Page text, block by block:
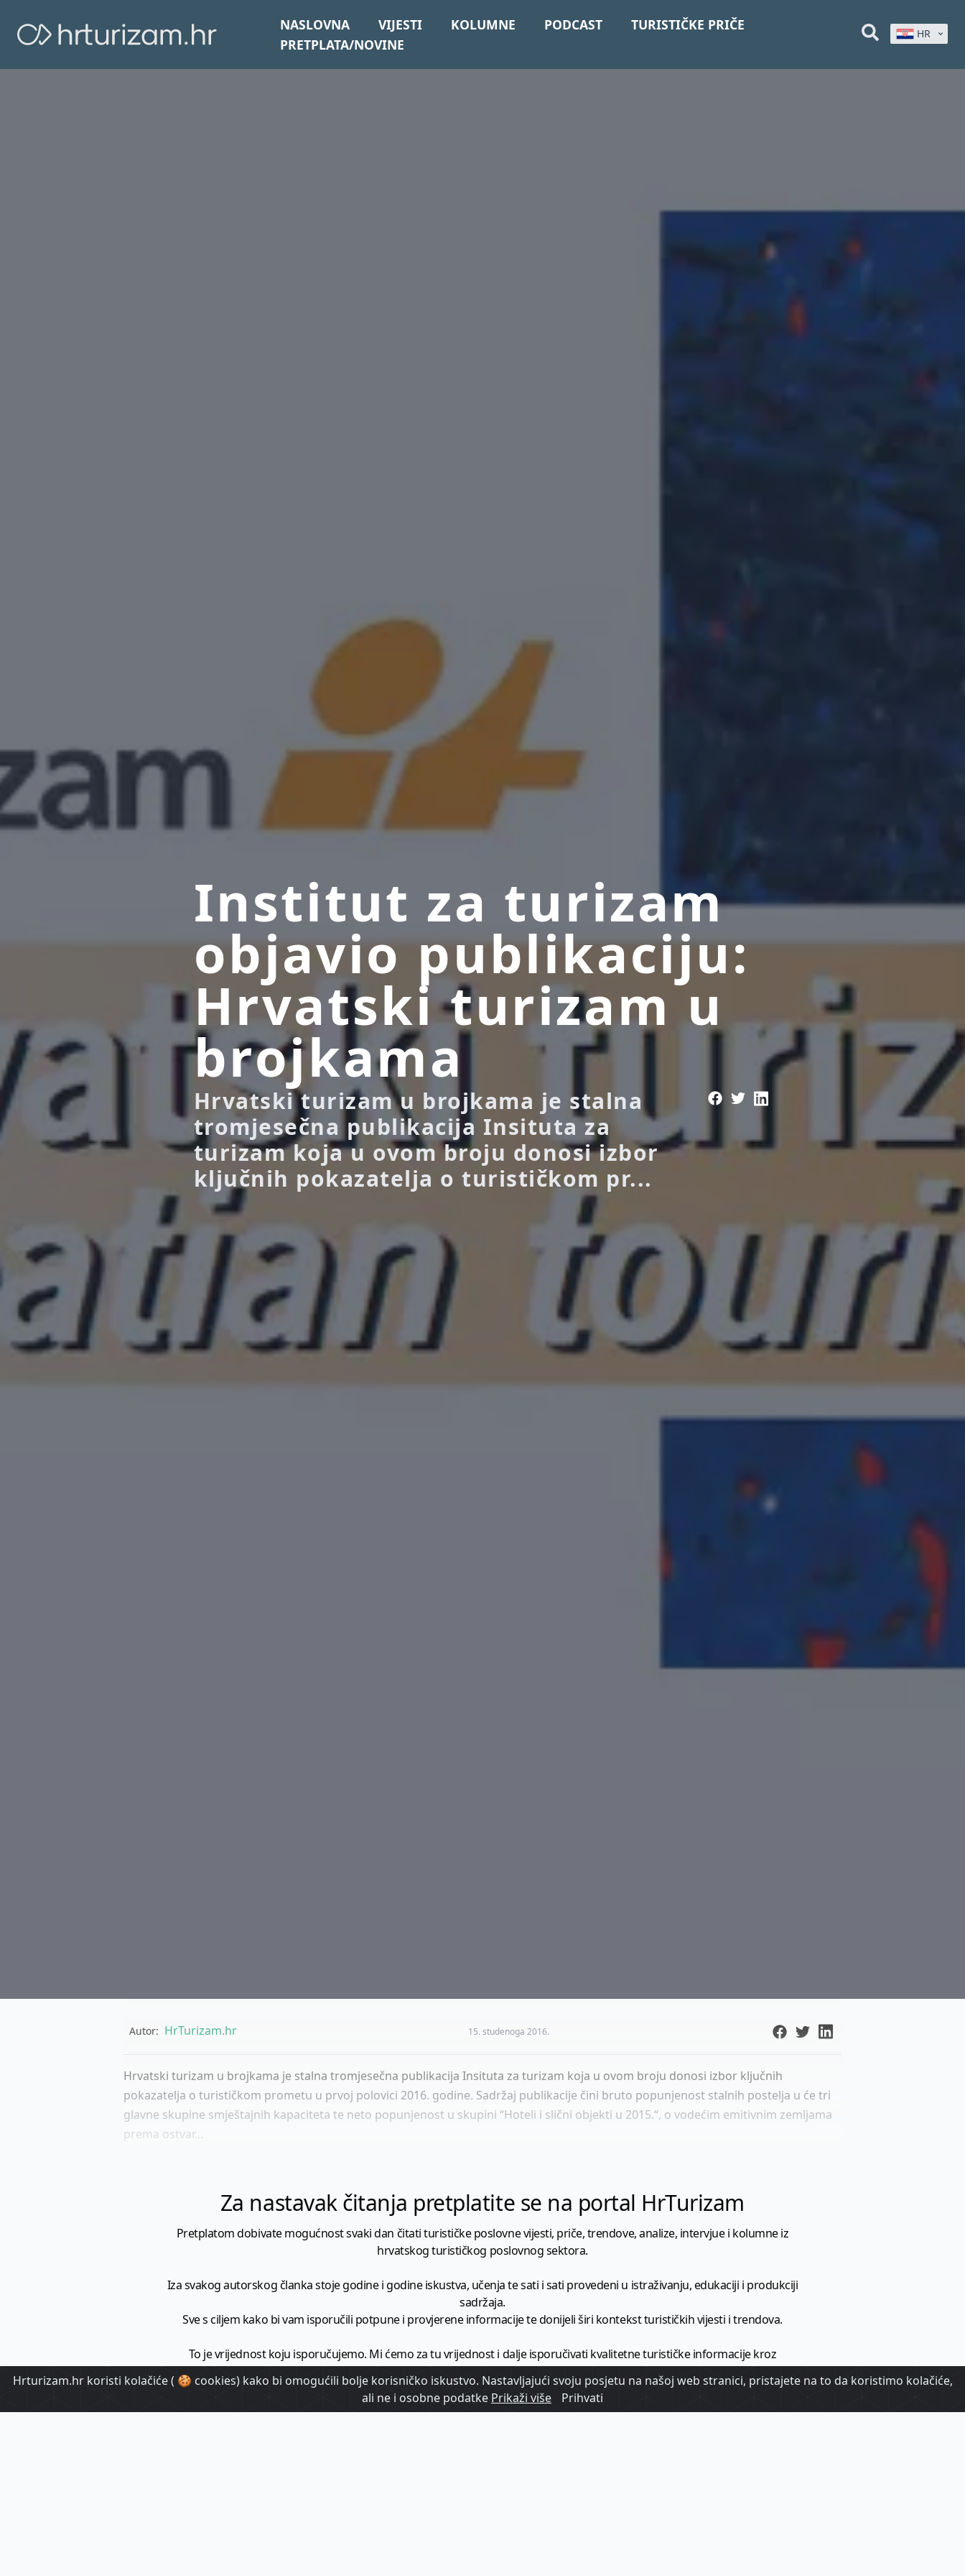
NASLOVNA VIJESTI KOLUMNE PODCAST
TURISTIČKE PRIČE
PRETPLATA/NOVINE
HR
Institut za turizam
objavio publikaciju:
Hrvatski turizam u
brojkama
Hrvatski turizam u brojkama je stalna
tromjesečna publikacija Insituta za
turizam koja u ovom broju donosi izbor
ključnih pokazatelja o turističkom pr...
Autor: HrTurizam.hr 15. studenoga 2016.
Hrvatski turizam u brojkama je stalna tromjesečna publikacija Insituta za turizam koja u ovom broju donosi izbor ključnih
pokazatelja o turističkom prometu u prvoj polovici 2016. godine. Sadržaj publikacije čini bruto popunjenost stalnih postelja u će tri
glavne skupine smještajnih kapaciteta te neto popunjenost u skupini “Hoteli i slični objekti u 2015.“, o vodećim emitivnim zemljama
prema ostvar...
Za nastavak čitanja pretplatite se na portal HrTurizam
Pretplatom dobivate mogućnost svaki dan čitati turističke poslovne vijesti, priče, trendove, analize, intervjue i kolumne iz
hrvatskog turističkog poslovnog sektora.
Iza svakog autorskog članka stoje godine i godine iskustva, učenja te sati i sati provedeni u istraživanju, edukaciji i produkciji
sadržaja.
Sve s ciljem kako bi vam isporučili potpune i provjerene informacije te donijeli širi kontekst turističkih vijesti i trendova.
To je vrijednost koju isporučujemo. Mi ćemo za tu vrijednost i dalje isporučivati kvalitetne turističke informacije kroz
minimalno1728 članaka godišnje.
HrTurizam - vaš izvor informacija iz poslovnog svijeta hrvatskog turizma.
Hrturizam.hr koristi kolačiće ( 🍪 cookies) kako bi omogućili bolje korisničko iskustvo. Nastavljajući svoju posjetu na našoj web stranici, pristajete na to da koristimo kolačiće,
ali ne i osobne podatke Prikaži više Prihvati